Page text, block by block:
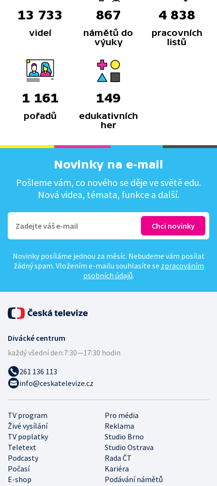
13 733
videí
867
námětů do
výuky
4 838
pracovních
listů
1 161
pořadů
149
edukativních
her
Novinky na e-mail
Pošleme vám, co nového se děje ve světě edu.
Nová videa, témata, funkce a další.
Novinky posíláme jednou za měsíc. Nebudeme vám posílat
žádný spam. Vložením e-mailu souhlasíte se zpracováním
osobních údajů.